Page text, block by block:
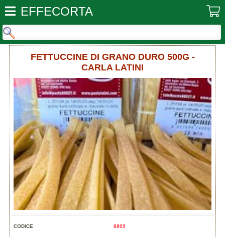
EFFECORTA
FETTUCCINE DI GRANO DURO 500G -
CARLA LATINI
CODICE 8809